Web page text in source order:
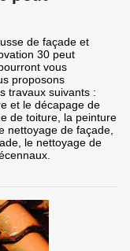
de façade et
30 peut
vous
proposons
travaux suivants :
et le décapage de
de toiture, la peinture
nettoyage de façade,
le nettoyage de